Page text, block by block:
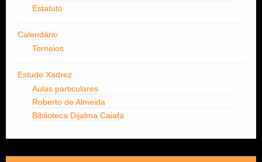
Estatuto
Calendário
Torneios
Estude Xadrez
Aulas particulares
Roberto de Almeida
Biblioteca Dijalma Caiafa